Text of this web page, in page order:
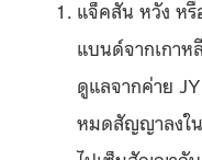
แจ็คสัน หวัง หรื
แบนด์จากเกาห
ดูแลจากค่าย
หมดสัญญาลงใ